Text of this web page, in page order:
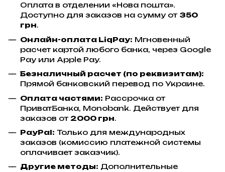
Оплата в отделении «Нова пошта».
Доступно для заказов на сумму от 350
грн.
Онлайн-оплата LiqPay: Мгновенный
расчет картой любого банка, через Google
Pay или Apple Pay.
Безналичный расчет (по реквизитам):
Прямой банковский перевод по Украине.
Оплата частями: Рассрочка от
ПриватБанка, Monobank. Действует для
заказов от 2000 грн.
PayPal: Только для международных
заказов (комиссию платежной системы
оплачивает заказчик).
Другие методы: Дополнительные